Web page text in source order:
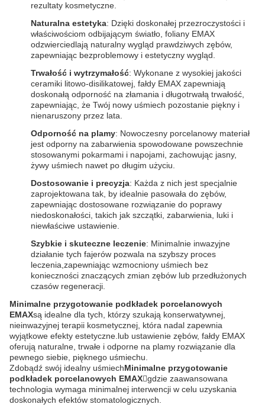
rezultaty kosmetyczne.
Naturalna estetyka: Dzięki doskonałej przezroczystości i
właściwościom odbijającym światło, foliany EMAX
odzwierciedlają naturalny wygląd prawdziwych zębów,
zapewniając bezproblemowy i estetyczny wygląd.
Trwałość i wytrzymałość: Wykonane z wysokiej jakości
ceramiki litowo-disilikatowej, fałdy EMAX zapewniają
doskonałą odporność na złamania i długotrwałą trwałość,
zapewniając, że Twój nowy uśmiech pozostanie piękny i
nienaruszony przez lata.
Odporność na plamy: Nowoczesny porcelanowy materiał
jest odporny na zabarwienia spowodowane powszechnie
stosowanymi pokarmami i napojami, zachowując jasny,
żywy uśmiech nawet po długim użyciu.
Dostosowanie i precyzja: Każda z nich jest specjalnie
zaprojektowana tak, by idealnie pasowała do zębów,
zapewniając dostosowane rozwiązanie do poprawy
niedoskonałości, takich jak szczątki, zabarwienia, luki i
niewłaściwe ustawienie.
Szybkie i skuteczne leczenie: Minimalnie inwazyjne
działanie tych fajerów pozwala na szybszy proces
leczenia,zapewniając wzmocniony uśmiech bez
konieczności znaczących zmian zębów lub przedłużonych
czasów regeneracji.
Minimalne przygotowanie podkładek porcelanowych
EMAXsą idealne dla tych, którzy szukają konserwatywnej,
nieinwazyjnej terapii kosmetycznej, która nadal zapewnia
wyjątkowe efekty estetyczne.lub ustawienie zębów, fałdy EMAX
oferują naturalne, trwałe i odporne na plamy rozwiązanie dla
pewnego siebie, pięknego uśmiechu.
Zdobądź swój idealny uśmiechMinimalne przygotowanie
podkładek porcelanowych EMAXgdzie zaawansowana
technologia wymaga minimalnej interwencji w celu uzyskania
doskonałych efektów stomatologicznych.